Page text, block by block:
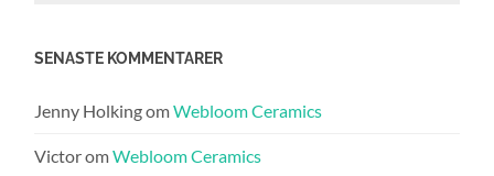
SENASTE KOMMENTARER
Jenny HolkingomWebloom Ceramics
VictoromWebloom Ceramics